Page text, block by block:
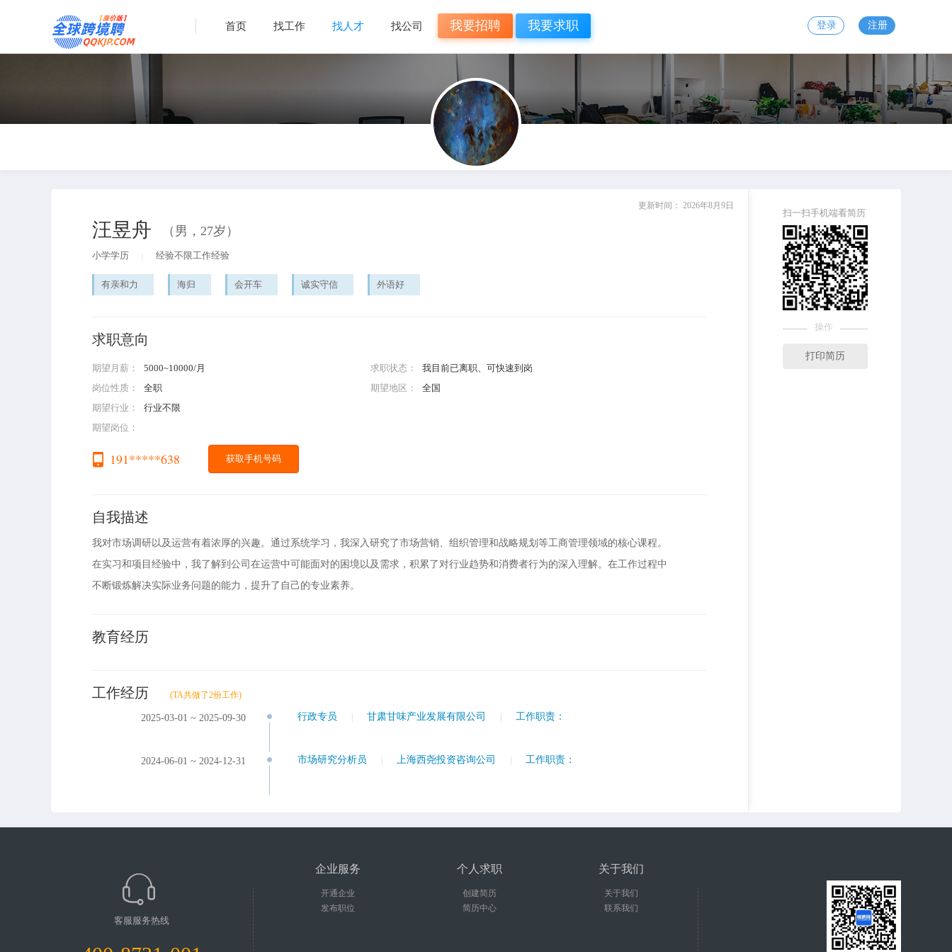
首页 找工作 找人才 找公司 我要招聘 我要求职 登录 注册
更新时间： 2026年8月9日
汪昱舟 （男，27岁）
小学学历 经验不限工作经验
有亲和力 海归 会开车 诚实守信 外语好
求职意向
期望月薪： 5000~10000/月 求职状态：
我目前已离职、可快速到岗
岗位性质：
全职 期望地区：
全国
期望行业：
行业不限
期望岗位：
191*****638 获取手机号码
自我描述
我对市场调研以及运营有着浓厚的兴趣。通过系统学习，我深入研究了市场营销、组织管理和战略规划等工商管理领域的核心课程。
在实习和项目经验中，我了解到公司在运营中可能面对的困境以及需求，积累了对行业趋势和消费者行为的深入理解。在工作过程中
不断锻炼解决实际业务问题的能力，提升了自己的专业素养。
教育经历
工作经历 (TA共做了2份工作)
2025-03-01 ~ 2025-09-30 行政专员 甘肃甘味产业发展有限公司 工作职责：
2024-06-01 ~ 2024-12-31 市场研究分析员 上海西尧投资咨询公司 工作职责：
扫一扫手机端看简历
操作
打印简历
客服服务热线
企业服务
开通企业
发布职位
个人求职
创建简历
简历中心
关于我们
关于我们
联系我们